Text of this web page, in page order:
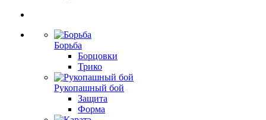
Борьба
Борцовки
Трико
Рукопашный бой
Защита
Форма